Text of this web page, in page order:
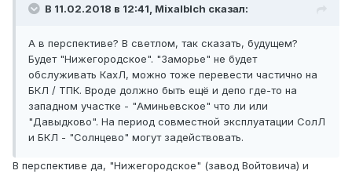
В 11.02.2018 в 12:41, Mixalblch сказал:
А в перспективе? В светлом, так сказать, будущем?
Будет "Нижегородское". "Заморье" не будет
обслуживать КахЛ, можно тоже перевести частично на
БКЛ / ТПК. Вроде должно быть ещё и депо где-то на
западном участке - "Аминьевское" что ли или
"Давыдково". На период совместной эксплуатации СолЛ
и БКЛ - "Солнцево" могут задействовать.
В перспективе да, "Нижегородское" (завод Войтовича) и